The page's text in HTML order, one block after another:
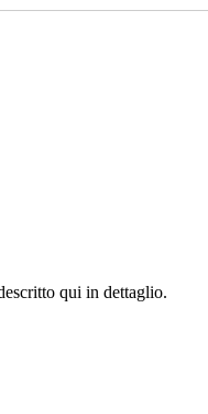
qui in dettaglio.